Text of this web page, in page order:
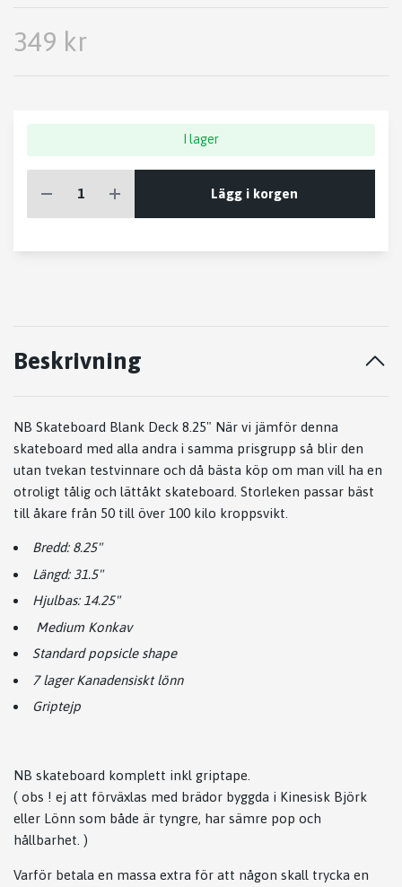
349 kr
I lager
Lägg i korgen
Beskrivning
NB Skateboard Blank Deck 8.25" När vi jämför denna
skateboard med alla andra i samma prisgrupp så blir den
utan tvekan testvinnare och då bästa köp om man vill ha en
otroligt tålig och lättåkt skateboard. Storleken passar bäst
till åkare från 50 till över 100 kilo kroppsvikt.
Bredd: 8.25"
Längd: 31.5"
Hjulbas: 14.25"
Medium Konkav
Standard popsicle shape
7 lager Kanadensiskt lönn
Griptejp
NB skateboard komplett inkl griptape.
( obs ! ej att förväxlas med brädor byggda i Kinesisk Björk
eller Lönn som både är tyngre, har sämre pop och
hållbarhet. )
Varför betala en massa extra för att någon skall trycka en